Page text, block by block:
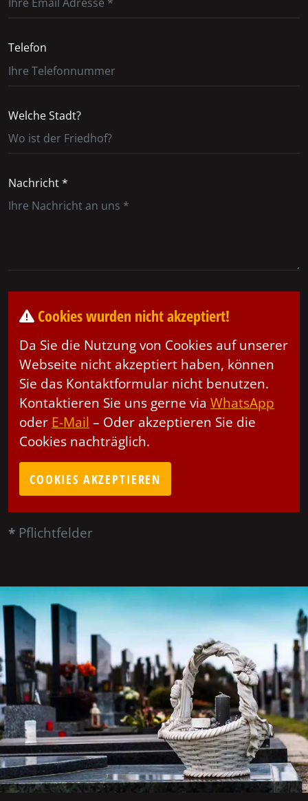
Telefon
Welche Stadt?
Nachricht *
Cookies wurden nicht akzeptiert!
Da Sie die Nutzung von Cookies auf unserer
Webseite nicht akzeptiert haben, können
Sie das Kontaktformular nicht benutzen.
Kontaktieren Sie uns gerne via WhatsApp
oder E-Mail – Oder akzeptieren Sie die
Cookies nachträglich.
COOKIES AKZEPTIEREN
* Pflichtfelder